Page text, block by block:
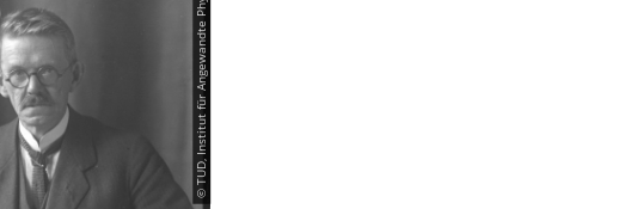
© TUD, Institut für Angewandte Physik